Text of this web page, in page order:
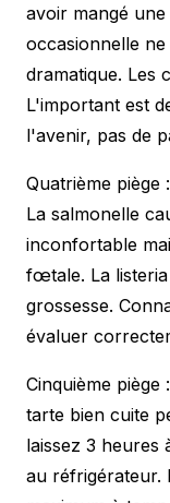
avoir mangé
occasionnelle
dramatique. Les
L'important est
l'avenir, pas de
Quatrième piège
La salmonelle
inconfortable
fœtale. La
grossesse.
évaluer
Cinquième
tarte bien cuite
laissez 3 heures
au réfrigérateur.